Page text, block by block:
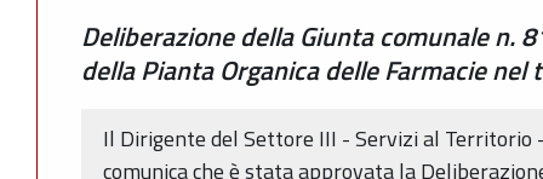
Deliberazione della Giunta comunale n.
della Pianta Organica delle Farmacie
Il Dirigente del Settore III - Servizi al Territorio
comunica che è stata approvata la